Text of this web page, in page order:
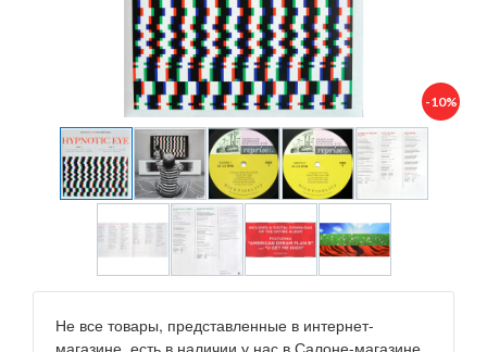
-10%
Не все товары, представленные в интернет-